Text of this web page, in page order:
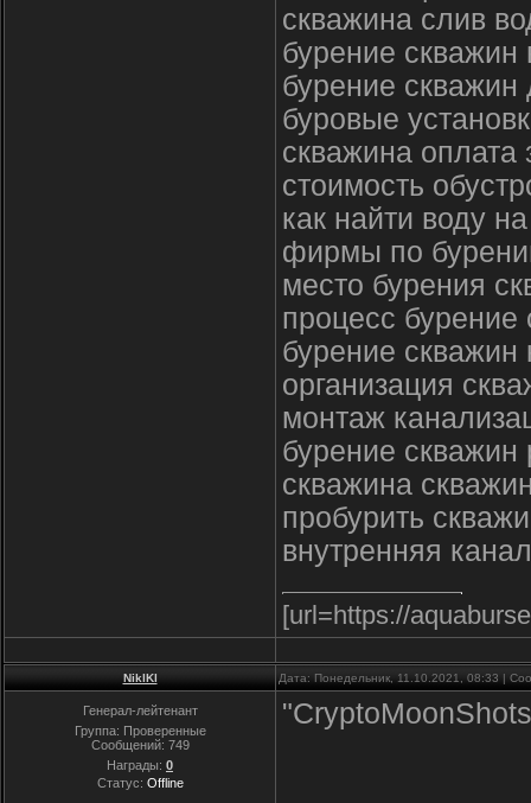
скважина слив
бурение скважин
бурение скважин
буровые
скважина оплата
стоимость
как найти воду
фирмы по
место бурения
процесс бурение
бурение скважин
организация
монтаж
бурение
скважина
пробурить
внутренняя
[url=https://
NiklKl Дата: Понедельник, 11.10.2021, 08:33 |
Генерал-лейтенант
Группа: Проверенные
Сообщений: 749
Награды: 0
Статус: Offline